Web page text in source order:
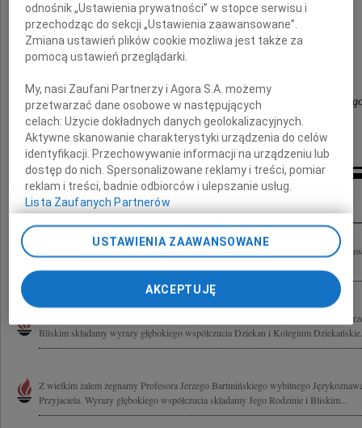
Rodzinie i Najbliższym
Katedry Tekstologii i Gramatyki Języka
oraz Pracowni Etnolingwistycznej UMCS
Inne kondolencje
Z głębokim żalem żegnamy Profesora Jerzego Bartmińskiego wybitnego
Z głębokim żalem i smutkiem przyjęliśmy widomość o śmierci prof. zw. dr hab.
Bliskim składamy wyrazy głębokiego współczucia Dziekan i Kolegium
Z wielkim żalem żegnamy Profesora Jerzego Bartmińskiego wybitnego
Przyjaciela. Wyrazy głębokiego współczucia składamy Jego Rodzinie i Bliskim...
odnośnik „Ustawienia prywatności” w stopce serwisu i
przechodząc do sekcji „Ustawienia zaawansowane”.
Zmiana ustawień plików cookie możliwa jest także za
pomocą ustawień przeglądarki.
My, nasi Zaufani Partnerzy i Agora S.A. możemy
przetwarzać dane osobowe w następujących
celach:Użycie dokładnych danych geolokalizacyjnych.
Aktywne skanowanie charakterystyki urządzenia do celów
identyfikacji. Przechowywanie informacji na urządzeniu lub
dostęp do nich. Spersonalizowane reklamy i treści, pomiar
reklam i treści, badnie odbiorców i ulepszanie usług.
Lista Zaufanych Partnerów
USTAWIENIA ZAAWANSOWANE
AKCEPTUJĘ